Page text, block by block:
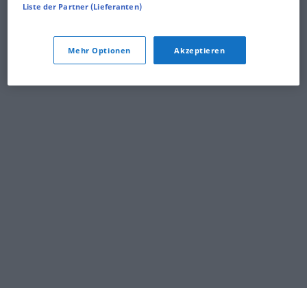
Liste der Partner (Lieferanten)
Mehr Optionen Akzeptieren